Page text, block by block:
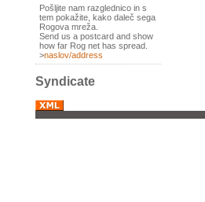
Pošljite nam razglednico in s
tem pokažite, kako daleč sega
Rogova mreža.
Send us a postcard and show
how far Rog net has spread.
>naslov/address
Syndicate